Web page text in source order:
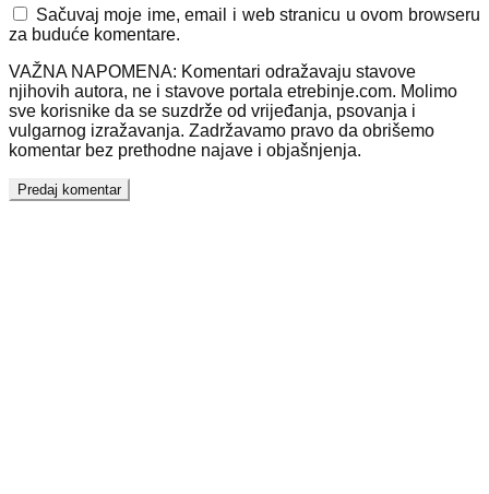
Sačuvaj moje ime, email i web stranicu u ovom browseru
za buduće komentare.
VAŽNA NAPOMENA: Komentari odražavaju stavove
njihovih autora, ne i stavove portala etrebinje.com. Molimo
sve korisnike da se suzdrže od vrijeđanja, psovanja i
vulgarnog izražavanja. Zadržavamo pravo da obrišemo
komentar bez prethodne najave i objašnjenja.